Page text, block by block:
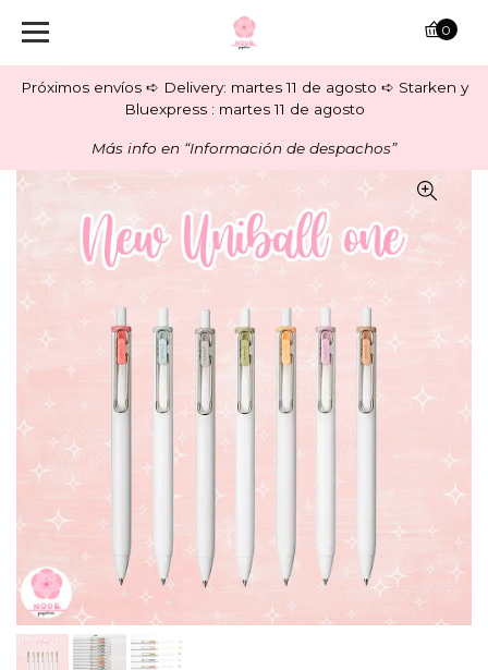
Próximos envíos ➪ Delivery: martes 11 de agosto ➪ Starken y
Bluexpress : martes 11 de agosto
Más info en “Información de despachos”
0